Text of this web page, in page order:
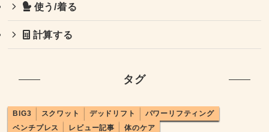
使う/着る
計算する
タグ
BIG3 スクワット デッドリフト
パワーリフティング
ベンチプレス
レビュー記事 体のケア